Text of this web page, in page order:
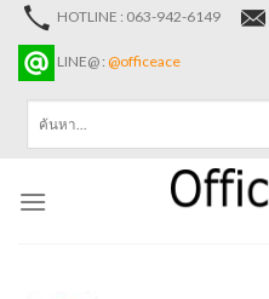
Skip
content
HOTLINE : 063-942-6149
LINE@ : @officeace